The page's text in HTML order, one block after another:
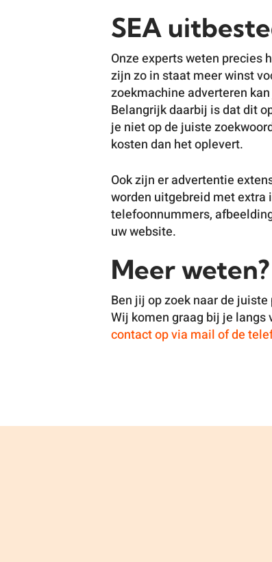
SEA
Onze experts weten precies
zijn zo in staat meer winst
zoekmachine adverteren
Belangrijk daarbij is dat dit
je niet op de juiste
kosten dan het oplevert.
Ook zijn er advertentie
worden uitgebreid met
telefoonnummers,
uw website.
Meer weten?
Ben jij op zoek naar de
Wij komen graag bij je langs
contact op via mail of de